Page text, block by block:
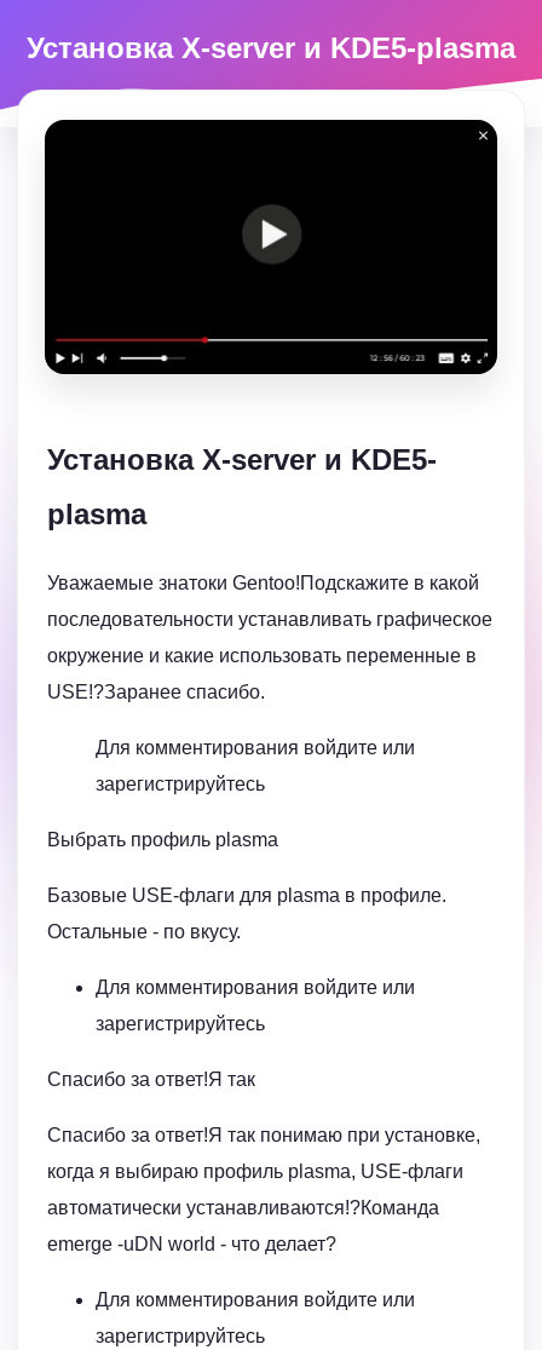
Установка X-server и KDE5-plasma
Установка X-server и KDE5-
plasma
Уважаемые знатоки Gentoo!Подскажите в какой
последовательности устанавливать графическое
окружение и какие использовать переменные в
USE!?Заранее спасибо.
Для комментирования войдите или
зарегистрируйтесь
Выбрать профиль plasma
Базовые USE-флаги для plasma в профиле.
Остальные - по вкусу.
Для комментирования войдите или
зарегистрируйтесь
Спасибо за ответ!Я так
Спасибо за ответ!Я так понимаю при установке,
когда я выбираю профиль plasma, USE-флаги
автоматически устанавливаются!?Команда
emerge -uDN world - что делает?
Для комментирования войдите или
зарегистрируйтесь